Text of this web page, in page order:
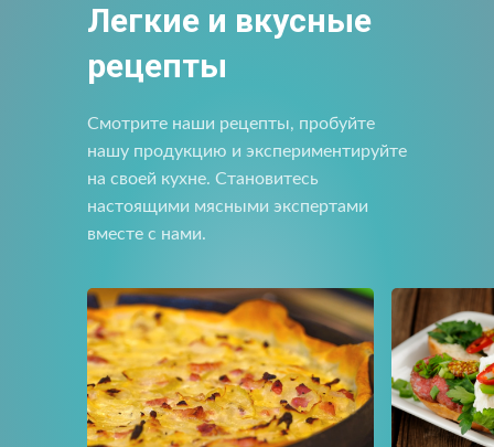
Легкие и вкусные
рецепты
Смотрите наши рецепты, пробуйте
нашу продукцию и экспериментируйте
на своей кухне. Становитесь
настоящими мясными экспертами
вместе с нами.
Нажимая кнопку «Отправить», вы принимаете условия
пользовательского соглашения
Загрузите файлы в формате jpg, docx, doc, pdf.
Нажимая на кнопку, я принимаю условия соглашения.
Нажимая на кнопку, я принимаю условия соглашения.